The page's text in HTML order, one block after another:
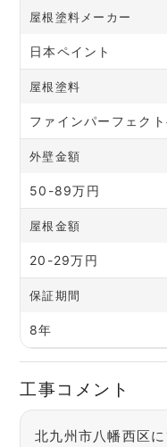
屋根塗料メーカー
日本ペイント
屋根塗料
ファインパーフェクト
外壁金額
50-89万円
屋根金額
20-29万円
保証期間
8年
工事コメント
北九州市八幡西区